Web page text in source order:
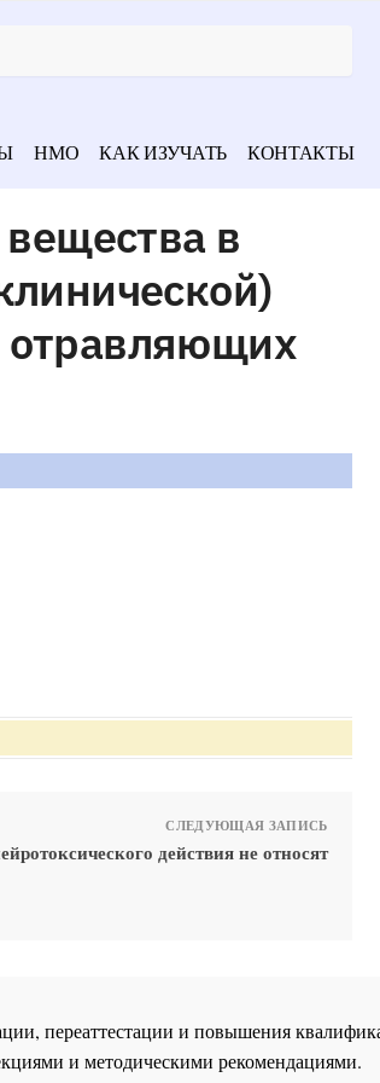
НМО КАК ИЗУЧАТЬ КОНТАКТЫ
в
отравляющих
СЛЕДУЮЩАЯ ЗАПИСЬ
действия не относят
переаттестации и повышения
и методическими рекомендациями.